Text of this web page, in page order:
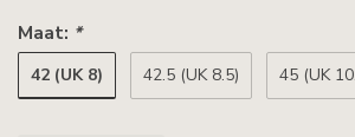
Maat: *
42 (UK 8) 42.5 (UK 8.5) 45 (UK